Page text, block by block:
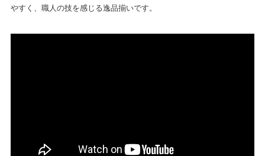
やすく、職人の技を感じる逸品揃いです。